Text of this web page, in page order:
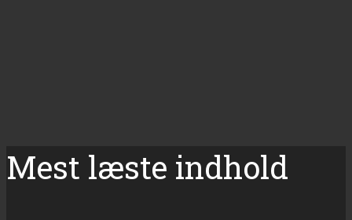
Mest læste indhold